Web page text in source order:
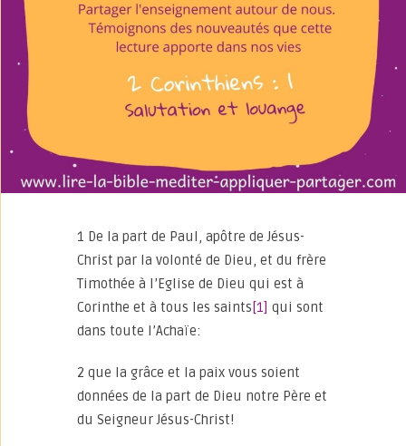
1 De la part de Paul, apôtre de Jésus-
Christ par la volonté de Dieu, et du frère
Timothée à l’Eglise de Dieu qui est à
Corinthe et à tous les saints [1] qui sont
dans toute l’Achaïe:
2 que la grâce et la paix vous soient
données de la part de Dieu notre Père et
du Seigneur Jésus-Christ!